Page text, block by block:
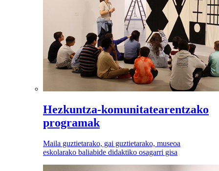
Hezkuntza-komunitatearentzako
programak
Maila guztietarako, gai guztietarako, museoa
eskolarako baliabide didaktiko osagarri gisa